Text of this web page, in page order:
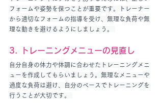
フォームや姿勢を保つことが重要です。トレーナー
から適切なフォームの指導を受け、無理な負荷や無
理な動きを避けるようにしましょう。
3. トレーニングメニューの見直し
自分自身の体力や体調に合わせたトレーニングメニ
ューを作成してもらいましょう。無理なメニューや
過度な負荷は避け、自分のペースでトレーニングを
行うことが大切です。